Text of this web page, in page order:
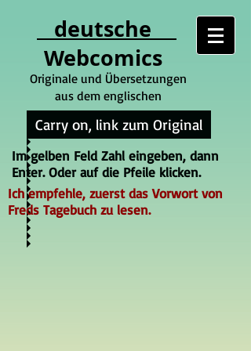
deutsche
Webcomics
Originale und Übersetzungen
aus dem englischen
Carry on, link zum Original
Im gelben Feld Zahl eingeben, dann
Enter. Oder auf die Pfeile klicken.
Ich empfehle, zuerst das Vorwort von
Freds Tagebuch zu lesen.